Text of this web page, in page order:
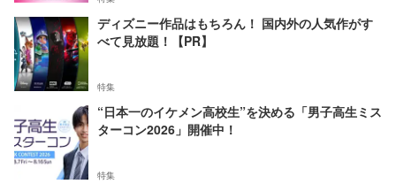
ディズニー作品はもちろん！ 国内外の人気作がす
べて見放題！【PR】
特集
“日本一のイケメン高校生”を決める「男子高生ミス
ターコン2026」開催中！
特集